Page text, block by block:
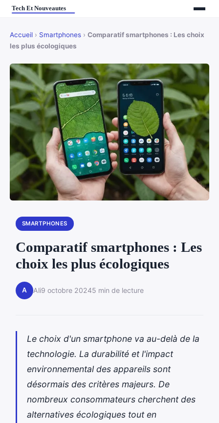
Accueil › Smartphones › Comparatif smartphones : Les choix
les plus écologiques
SMARTPHONES
Comparatif smartphones : Les
choix les plus écologiques
A Ali9 octobre 20245 min de lecture
Le choix d'un smartphone va au-delà de la
technologie. La durabilité et l'impact
environnemental des appareils sont
désormais des critères majeurs. De
nombreux consommateurs cherchent des
alternatives écologiques tout en